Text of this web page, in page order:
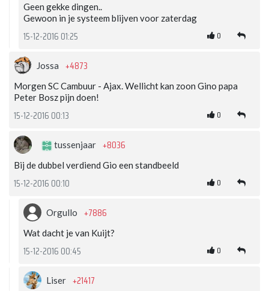
Geen gekke dingen..
Gewoon in je systeem blijven voor zaterdag
15-12-2016 01:25 0
Jossa +4873
Morgen SC Cambuur - Ajax. Wellicht kan zoon Gino papa
Peter Bosz pijn doen!
15-12-2016 00:13 0
tussenjaar +8036
Bij de dubbel verdiend Gio een standbeeld
15-12-2016 00:10 0
Orgullo +7886
Wat dacht je van Kuijt?
15-12-2016 00:45 0
Liser +21417